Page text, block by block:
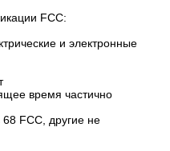
FCC:
и электронные
время частично
68 FCC, другие не